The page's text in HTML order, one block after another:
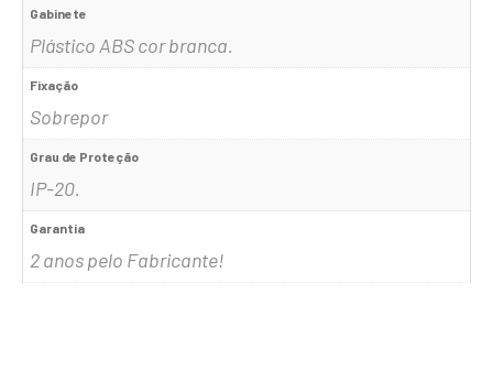
Gabinete
Plástico ABS cor branca.
Fixação
Sobrepor
Grau de Proteção
IP-20.
Garantia
2 anos pelo Fabricante!